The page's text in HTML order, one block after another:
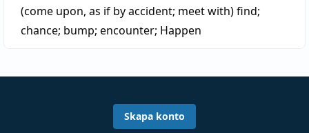
(come upon, as if by accident; meet with)find;
chance; bump; encounter; Happen
Skapa konto